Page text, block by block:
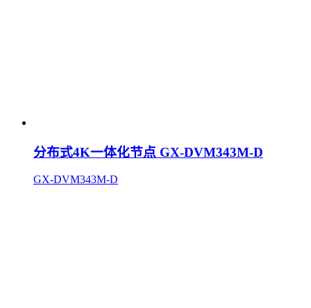
分布式4K一体化节点 GX-DVM343M-D
GX-DVM343M-D